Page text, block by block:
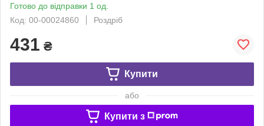
Готово до відправки 1 од.
Код: 00-00024860
Роздріб
431 ₴
Купити
або
Купити з